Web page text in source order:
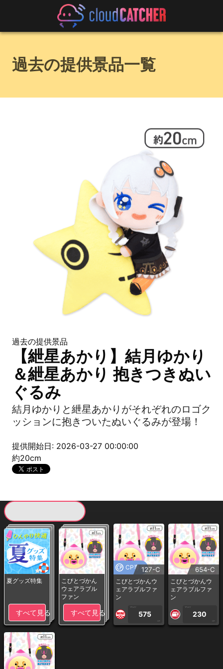
過去の提供景品一覧
過去の提供景品
【紲星あかり】結月ゆかり
＆紲星あかり 抱きつきぬい
ぐるみ
結月ゆかりと紲星あかりがそれぞれのロゴク
ッションに抱きついたぬいぐるみが登場！
提供開始日: 2026-03-27 00:00:00
約20cm
夏グッズ特集
すべて見る
こびとづかん
ウェアラブル
ファン
すべて見る
CP専用127-C
こびとづかんウ
ェアラブルファ
ン
1PLAY
575
CP
654-C
こびとづかんウ
ェアラブルファ
ン
1PLAY
230
CP